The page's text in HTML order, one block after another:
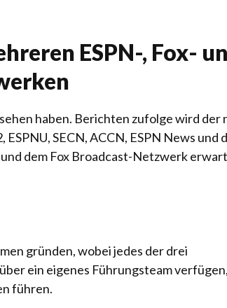
ESPN-, Fox-
haben. Berichten zufolge wird der
SECN, ACCN, ESPN News und
dem Fox Broadcast-Netzwerk
gründen, wobei jedes der drei
ein eigenes Führungsteam
führen.